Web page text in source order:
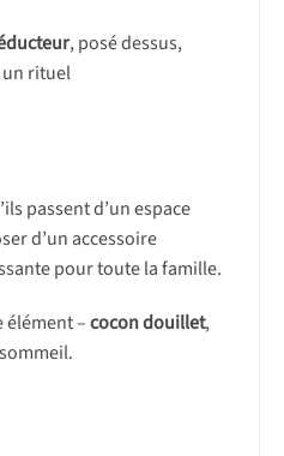
, posé dessus,
un rituel
passent d’un espace
d’un accessoire
pour toute la famille.
élément –cocon douillet,